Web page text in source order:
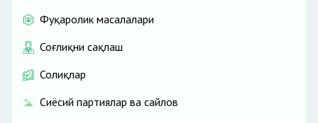
Фуқаролик масалалари
Соғлиқни сақлаш
Солиқлар
Сиёсий партиялар ва сайлов